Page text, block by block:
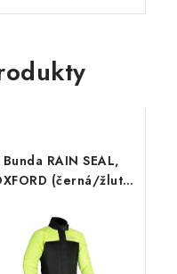
Bunda RAIN SEAL,
(černá/žlutá